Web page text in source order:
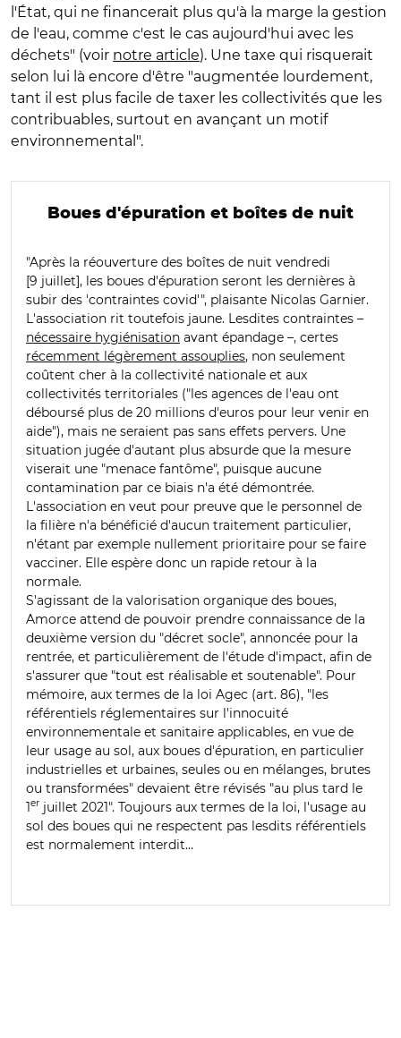
l'État, qui ne financerait plus qu'à la marge la gestion
de l'eau, comme c'est le cas aujourd'hui avec les
déchets" (voir notre article). Une taxe qui risquerait
selon lui là encore d'être "augmentée lourdement,
tant il est plus facile de taxer les collectivités que les
contribuables, surtout en avançant un motif
environnemental".
Boues d'épuration et boîtes de nuit
"Après la réouverture des boîtes de nuit vendredi
[9 juillet], les boues d'épuration seront les dernières à
subir des 'contraintes covid'", plaisante Nicolas Garnier.
L'association rit toutefois jaune. Lesdites contraintes –
nécessaire hygiénisation avant épandage –, certes
récemment légèrement assouplies, non seulement
coûtent cher à la collectivité nationale et aux
collectivités territoriales ("les agences de l'eau ont
déboursé plus de 20 millions d'euros pour leur venir en
aide"), mais ne seraient pas sans effets pervers. Une
situation jugée d'autant plus absurde que la mesure
viserait une "menace fantôme", puisque aucune
contamination par ce biais n'a été démontrée.
L'association en veut pour preuve que le personnel de
la filière n'a bénéficié d'aucun traitement particulier,
n'étant par exemple nullement prioritaire pour se faire
vacciner. Elle espère donc un rapide retour à la
normale.
S'agissant de la valorisation organique des boues,
Amorce attend de pouvoir prendre connaissance de la
deuxième version du "décret socle", annoncée pour la
rentrée, et particulièrement de l'étude d'impact, afin de
s'assurer que "tout est réalisable et soutenable". Pour
mémoire, aux termes de la loi Agec (art. 86), "les
référentiels réglementaires sur l'innocuité
environnementale et sanitaire applicables, en vue de
leur usage au sol, aux boues d'épuration, en particulier
industrielles et urbaines, seules ou en mélanges, brutes
ou transformées" devaient être révisés "au plus tard le
1er juillet 2021". Toujours aux termes de la loi, l'usage au
sol des boues qui ne respectent pas lesdits référentiels
est normalement interdit…